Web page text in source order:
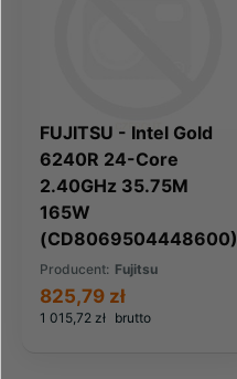
FUJITSU - Intel Gold
6240R 24-Core
2.40GHz 35.75M
165W
(CD8069504448600)
Producent: Fujitsu
1 015,72 zł brutto
825,79 zł